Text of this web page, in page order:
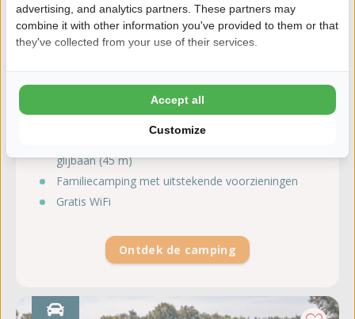
Haeghehorst
Gelderland, Ermelo
Van rustieke tent tot luxe wellnessbungalow en
glijbaan (45 m)
Familiecamping met uitstekende voorzieningen
Gratis WiFi
Ontdek de camping
advertising, and analytics partners. These partners may
combine it with other information you've provided to them or that
they've collected from your use of their services.
Customize
Accept all